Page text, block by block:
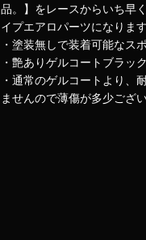
品。】をレースからいち早
イプエアロパーツになります
・塗装無しで装着可能なス
・艶ありゲルコートブラッ
・通常のゲルコートより、
ませんので薄傷が多少ござ